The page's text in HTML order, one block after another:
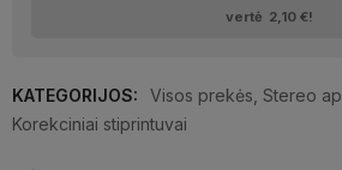
vertė 2,10 €!
KATEGORIJOS: Visos prekės Stereo
Korekciniai stiprintuvai